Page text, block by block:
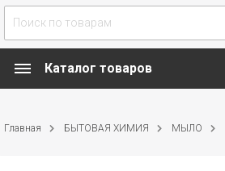
Каталог товаров
Главная БЫТОВАЯ ХИМИЯ МЫЛО